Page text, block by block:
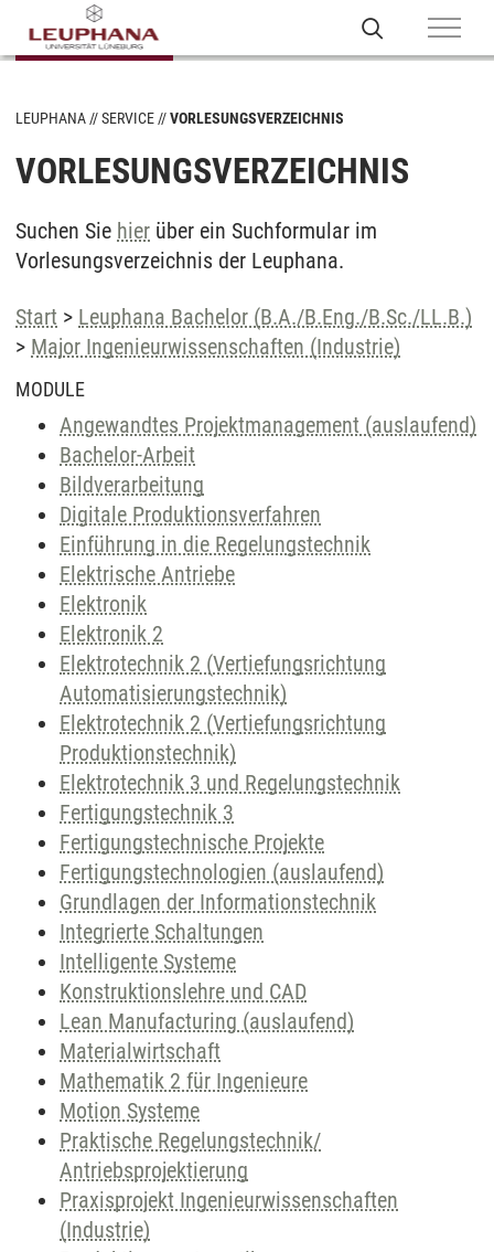
LEUPHANA SERVICE VORLESUNGSVERZEICHNIS
VORLESUNGSVERZEICHNIS
Suchen Sie hier über ein Suchformular im
Vorlesungsverzeichnis der Leuphana.
Start > Leuphana Bachelor (B.A./B.Eng./B.Sc./LL.B.)
> Major Ingenieurwissenschaften (Industrie)
MODULE
Angewandtes Projektmanagement (auslaufend)
Bachelor-Arbeit
Bildverarbeitung
Digitale Produktionsverfahren
Einführung in die Regelungstechnik
Elektrische Antriebe
Elektronik
Elektronik 2
Elektrotechnik 2 (Vertiefungsrichtung
Automatisierungstechnik)
Elektrotechnik 2 (Vertiefungsrichtung
Produktionstechnik)
Elektrotechnik 3 und Regelungstechnik
Fertigungstechnik 3
Fertigungstechnische Projekte
Fertigungstechnologien (auslaufend)
Grundlagen der Informationstechnik
Integrierte Schaltungen
Intelligente Systeme
Konstruktionslehre und CAD
Lean Manufacturing (auslaufend)
Materialwirtschaft
Mathematik 2 für Ingenieure
Motion Systeme
Praktische Regelungstechnik/
Antriebsprojektierung
Praxisprojekt Ingenieurwissenschaften
(Industrie)